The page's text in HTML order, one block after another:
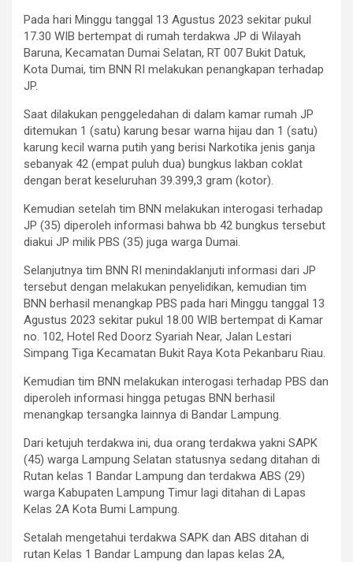
Pada hari Minggu tanggal 13 Agustus 2023 sekitar pukul
17.30 WIB bertempat di rumah terdakwa JP di Wilayah
Baruna, Kecamatan Dumai Selatan, RT 007 Bukit Datuk,
Kota Dumai, tim BNN RI melakukan penangkapan terhadap
JP.
Saat dilakukan penggeledahan di dalam kamar rumah JP
ditemukan 1 (satu) karung besar warna hijau dan 1 (satu)
karung kecil warna putih yang berisi Narkotika jenis ganja
sebanyak 42 (empat puluh dua) bungkus lakban coklat
dengan berat keseluruhan 39.399,3 gram (kotor).
Kemudian setelah tim BNN melakukan interogasi terhadap
JP (35) diperoleh informasi bahwa bb 42 bungkus tersebut
diakui JP milik PBS (35) juga warga Dumai.
Selanjutnya tim BNN RI menindaklanjuti informasi dari JP
tersebut dengan melakukan penyelidikan, kemudian tim
BNN berhasil menangkap PBS pada hari Minggu tanggal 13
Agustus 2023 sekitar pukul 18.00 WIB bertempat di Kamar
no. 102, Hotel Red Doorz Syariah Near, Jalan Lestari
Simpang Tiga Kecamatan Bukit Raya Kota Pekanbaru Riau.
Kemudian tim BNN melakukan interogasi terhadap PBS dan
diperoleh informasi hingga petugas BNN berhasil
menangkap tersangka lainnya di Bandar Lampung.
Dari ketujuh terdakwa ini, dua orang terdakwa yakni SAPK
(45) warga Lampung Selatan statusnya sedang ditahan di
Rutan kelas 1 Bandar Lampung dan terdakwa ABS (29)
warga Kabupaten Lampung Timur lagi ditahan di Lapas
Kelas 2A Kota Bumi Lampung.
Setalah mengetahui terdakwa SAPK dan ABS ditahan di
rutan Kelas 1 Bandar Lampung dan lapas kelas 2A,